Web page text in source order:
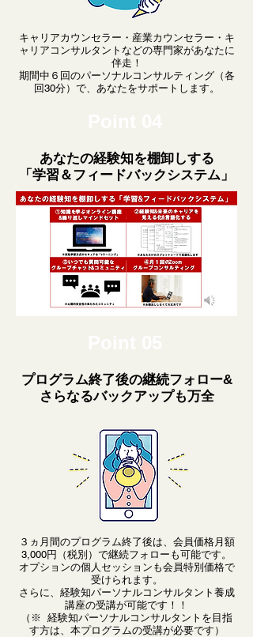
キャリアカウンセラー・産業カウンセラー・キ
ャリアコンサルタントなどの専門家があなたに
伴走！
期間中６回のパーソナルコンサルティング（各
回30分）で、あなたをサポートします。
あなたの経験知を棚卸しする
「学習＆フィードバックシステム」
プログラム終了後の継続フォロー&
さらなるバックアップも万全
３ヵ月間のプログラム終了後は、会員価格月額
3,000円（税別）で継続フォローも可能です。
オプションの個人セッションも会員特別価格で
受けられます。
さらに、経験知パーソナルコンサルタント養成
講座の受講が可能です！！
​（※ 経験知パーソナルコンサルタントを目指
す方は、本プログラムの受講が必要です）